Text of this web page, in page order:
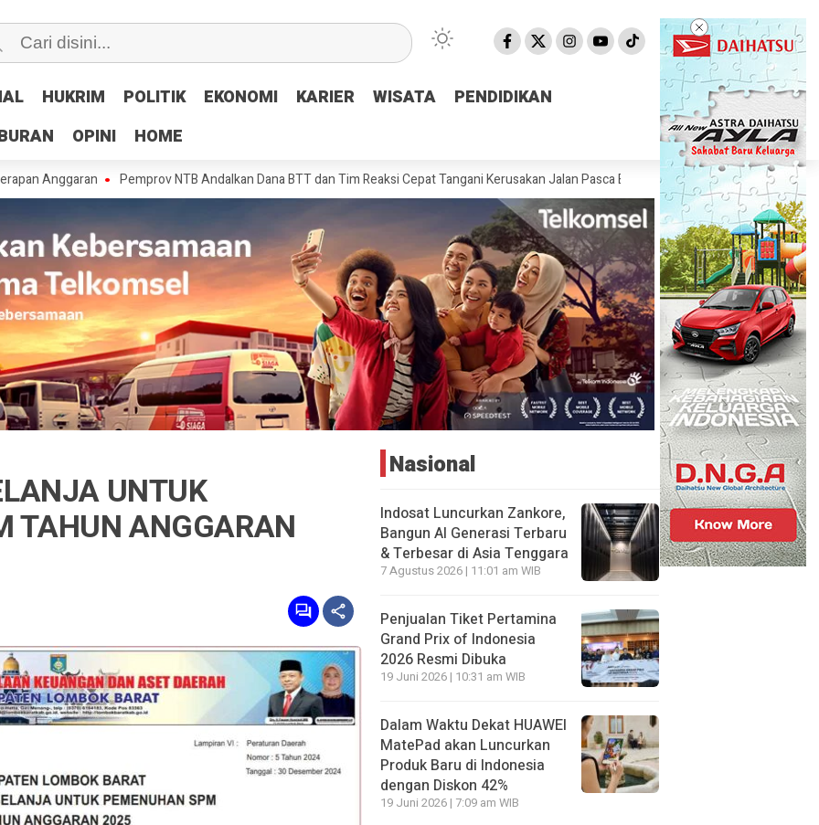
HUKRIM POLITIK EKONOMI KARIER WISATA
PENDIDIKAN
OPINI HOME
HUKRIM POLITIK EKONOMI KARIER WISATA
PENDIDIKAN
OPINI HOME
Pemprov NTB Andalkan Dana BTT dan Tim Reaksi Cepat Tangani Kerusakan Jalan Pasca Banjir Pemprov NTB Segera Luncurkan
UNTUK
TAHUN ANGGARAN
Nasional
Indosat Luncurkan Zankore,
Bangun AI Generasi Terbaru
& Terbesar di Asia Tenggara
7 Agustus 2026 | 11:01 am WIB
Penjualan Tiket Pertamina
Grand Prix of Indonesia
2026 Resmi Dibuka
19 Juni 2026 | 10:31 am WIB
Dalam Waktu Dekat HUAWEI
MatePad akan Luncurkan
Produk Baru di Indonesia
dengan Diskon 42%
19 Juni 2026 | 7:09 am WIB